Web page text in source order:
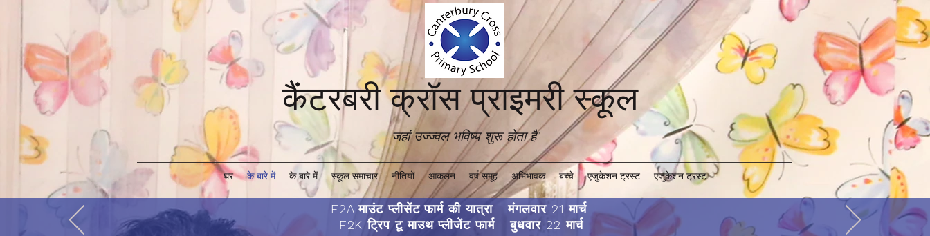
कैंटरबरी क्रॉस प्राइमरी स्कूल
जहां उज्ज्वल भविष्य शुरू होता है'
घर के बारे में के बारे में स्कूल समाचार नीतियों आकलन वर्ष समूह अभिभावक बच्चे एजुकेशन ट्रस्ट एजुकेशन ट्रस्ट
F2A माउंट प्लीसेंट फार्म की यात्रा - मंगलवार 21 मार्च
F2K ट्रिप टू माउथ प्लीजेंट फार्म - बुधवार 22 मार्च